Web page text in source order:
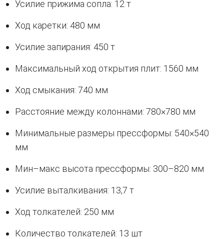
Усилие прижима сопла: 12 т
Ход каретки: 480 мм
Усилие запирания: 450 т
Максимальный ход открытия плит: 1560 мм
Ход смыкания: 740 мм
Расстояние между колоннами: 780×780 мм
Минимальные размеры прессформы: 540×540
мм
Мин–макс высота прессформы: 300–820 мм
Усилие выталкивания: 13,7 т
Ход толкателей: 250 мм
Количество толкателей: 13 шт